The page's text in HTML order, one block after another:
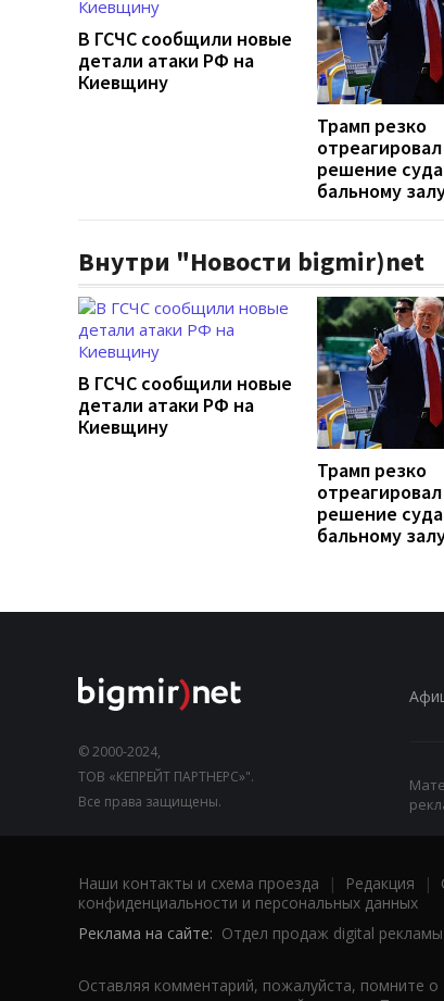
В ГСЧС сообщили новые
детали атаки РФ на
Киевщину
Трамп резко
решение
бальному
Внутри "Новости bigmir)net
В ГСЧС сообщили новые
детали атаки РФ на
Киевщину
Трамп резко
решение
бальному
© 2000-2024,
ТОВ «КЕПРЕЙТ ПАРТНЕРС»".
Все права защищены.
Наши контакты и схема проезда | Редакция |
конфиденциальности и персональных данных
Реклама на сайте: Отдел продаж digital рекламы
Оставляя комментарий, пожалуйста, помните